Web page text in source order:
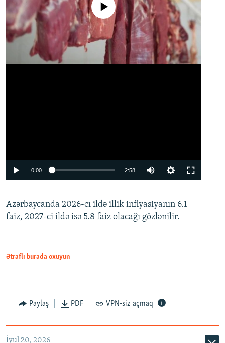
Auto
No media source currently available
0:00 2:58
360p
480p
Azərbaycanda 2026-cı ildə illik inflyasiyanın 6.1
faiz, 2027-ci ildə isə 5.8 faiz olacağı gözlənilir.
Ətraflı burada oxuyun
Paylaş PDF VPN-siz açmaq
İyul 20, 2026